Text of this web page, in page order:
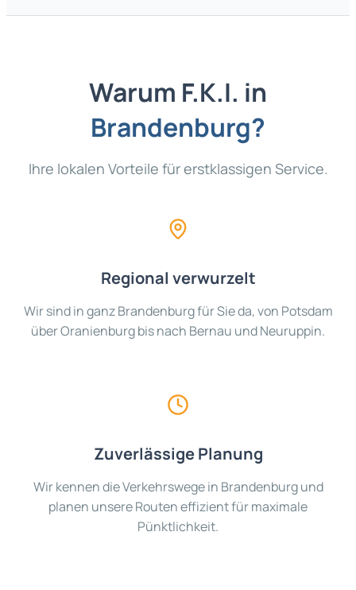
Warum F.K.I. in
Brandenburg?
Ihre lokalen Vorteile für erstklassigen Service.
Regional verwurzelt
Wir sind in ganz Brandenburg für Sie da, von Potsdam
über Oranienburg bis nach Bernau und Neuruppin.
Zuverlässige Planung
Wir kennen die Verkehrswege in Brandenburg und
planen unsere Routen effizient für maximale
Pünktlichkeit.